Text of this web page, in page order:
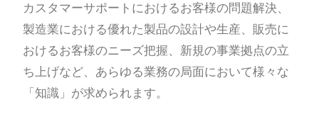
カスタマーサポートにおけるお客様の問題解決、
製造業における優れた製品の設計や生産、販売に
おけるお客様のニーズ把握、新規の事業拠点の立
ち上げなど、あらゆる業務の局面において様々な
「知識」が求められます。